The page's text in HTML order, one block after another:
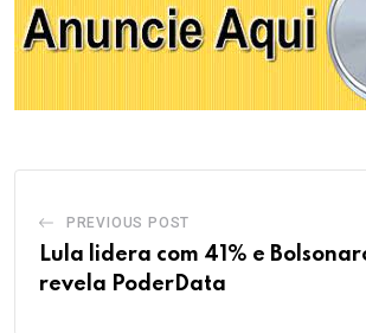
PREVIOUS POST
Lula lidera com 41% e
revela PoderData